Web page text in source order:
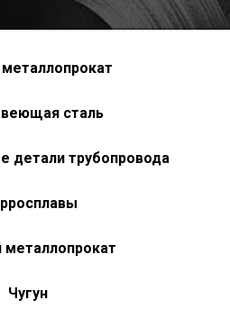
сталь
детали трубопровода
металлопрокат
Чугун